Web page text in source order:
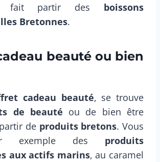
fait partir des boissons
Bretonnes.
beauté ou bien
cadeau beauté, se trouve
de beauté ou de bien être
de produits bretons. Vous
exemple des produits
aux actifs marins, au caramel